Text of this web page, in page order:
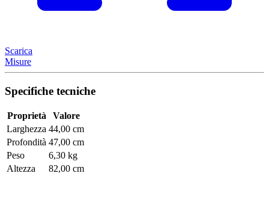
Scarica
Misure
Specifiche tecniche
Proprietà
Valore
Larghezza 44,00 cm
Profondità 47,00 cm
Peso
6,30 kg
Altezza
82,00 cm